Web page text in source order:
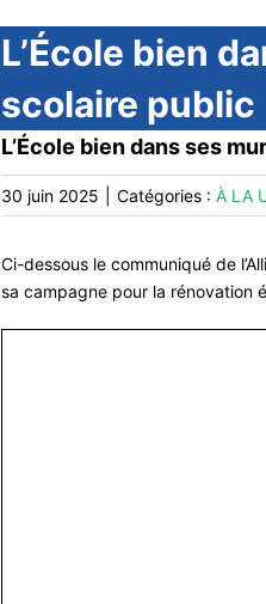
L’École bien
scolaire public
L’École bien dans ses
30 juin 2025 Catégories : À LA
Ci-dessous le communiqué de
sa campagne pour la rénovation